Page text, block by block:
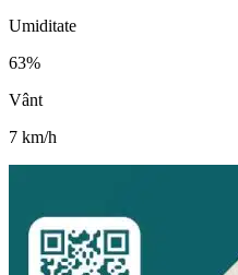
Umiditate
63%
Vânt
7 km/h